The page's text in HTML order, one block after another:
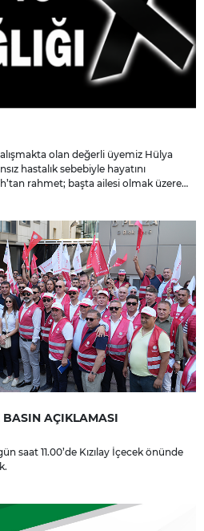
olan değerli üyemiz Hülya
hastalık sebebiyle hayatını
rahmet; başta ailesi olmak üzere
BASIN AÇIKLAMASI
saat 11.00’de Kızılay İçecek önünde